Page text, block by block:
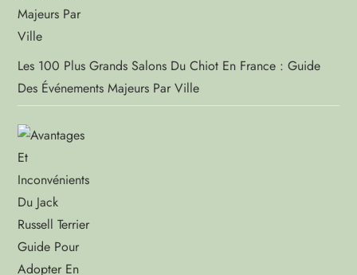
Les 100 Plus Grands Salons Du Chiot En France : Guide
Des Événements Majeurs Par Ville